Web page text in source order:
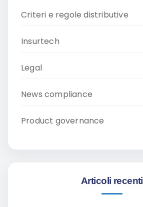
Criteri e regole distributive
Insurtech
Legal
News compliance
Product governance
Articoli recenti